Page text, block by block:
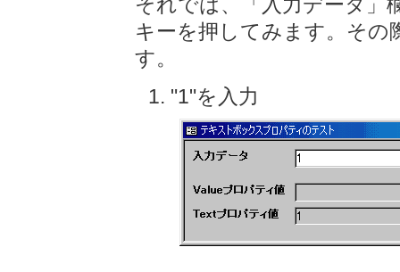
キーを押してみます。その
す。
"1"を入力